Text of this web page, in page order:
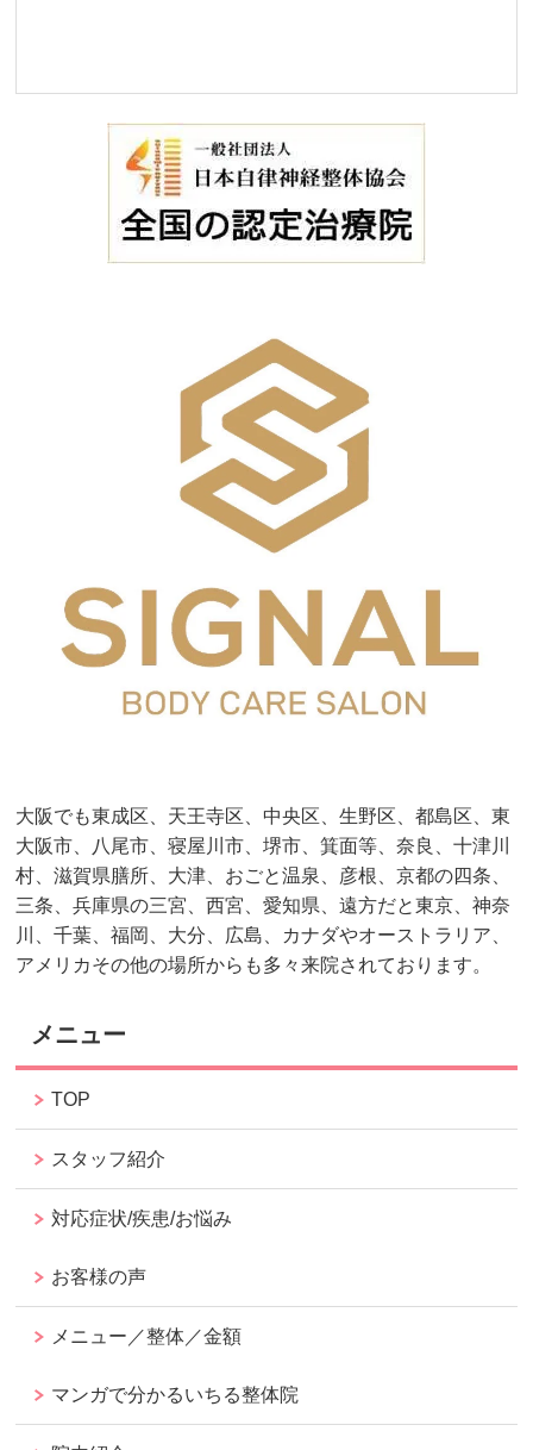
大阪でも東成区、天王寺区、中央区、生野区、都島区、東
大阪市、八尾市、寝屋川市、堺市、箕面等、奈良、十津川
村、滋賀県膳所、大津、おごと温泉、彦根、京都の四条、
三条、兵庫県の三宮、西宮、愛知県、遠方だと東京、神奈
川、千葉、福岡、大分、広島、カナダやオーストラリア、
アメリカその他の場所からも多々来院されております。
メニュー
TOP
スタッフ紹介
対応症状/疾患/お悩み
お客様の声
メニュー／整体／金額
マンガで分かるいちる整体院